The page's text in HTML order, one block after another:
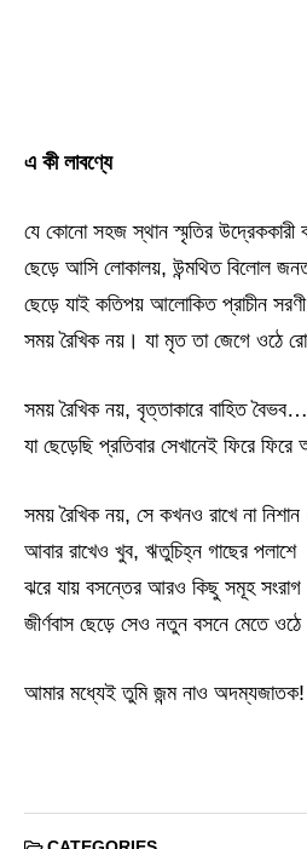
এ কী লাবণ্যে
যে কোনো সহজ স্থান স্মৃতির উদ্রেককারী
ছেড়ে আসি লোকালয়, উন্মথিত বিলোল
ছেড়ে যাই কতিপয় আলোকিত প্রাচীন সরণী
সময় রৈখিক নয়। যা মৃত তা জেগে ওঠে
সময় রৈখিক নয়, বৃত্তাকারে বাহিত বৈভব…
যা ছেড়েছি প্রতিবার সেখানেই ফিরে ফিরে
সময় রৈখিক নয়, সে কখনও রাখে না
আবার রাখেও খুব, ঋতুচিহ্ন গাছের পলাশে
ঝরে যায় বসন্তের আরও কিছু সমূহ সংরাগ
জীর্ণবাস ছেড়ে সেও নতুন বসনে মেতে ওঠে
আমার মধ্যেই তুমি জন্ম নাও অদম্যজাতক!